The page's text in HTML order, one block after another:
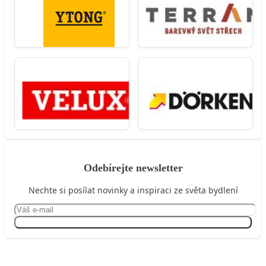
Odebírejte newsletter
Nechte si posílat novinky a inspiraci ze světa bydlení